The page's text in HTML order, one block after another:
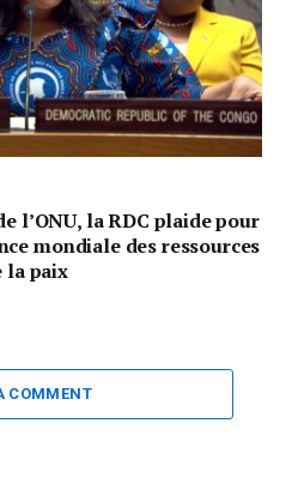
l’ONU, la RDC plaide pour
mondiale des ressources
la paix
COMMENT